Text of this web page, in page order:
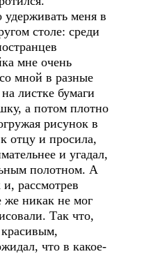
меня в
столе: среди
мне очень
мной в разные
листке бумаги
а потом плотно
рисунок в
отцу и просила,
и угадал,
полотном. А
и, рассмотрев
же никак не мог
Так что,
что в какое-